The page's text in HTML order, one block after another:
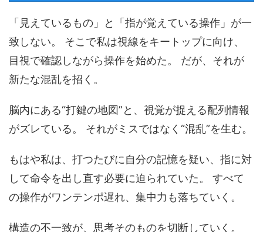
「見えているもの」と「指が覚えている操作」が一
致しない。 そこで私は視線をキートップに向け、
目視で確認しながら操作を始めた。 だが、それが
新たな混乱を招く。
脳内にある“打鍵の地図”と、視覚が捉える配列情報
がズレている。 それがミスではなく“混乱”を生む。
もはや私は、打つたびに自分の記憶を疑い、指に対
して命令を出し直す必要に迫られていた。 すべて
の操作がワンテンポ遅れ、集中力も落ちていく。
構造の不一致が、思考そのものを切断していく。